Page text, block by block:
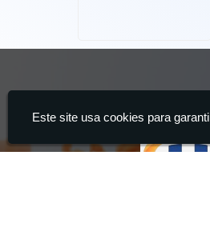
Este site usa cookies para